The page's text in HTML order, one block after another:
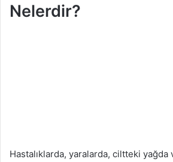
Nelerdir?
Hastalıklarda, yaralarda, ciltteki yağda